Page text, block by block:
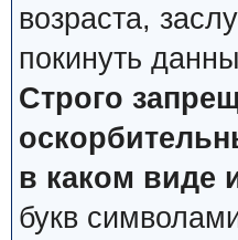
возраста,
покинуть
Строго
в каком виде
букв